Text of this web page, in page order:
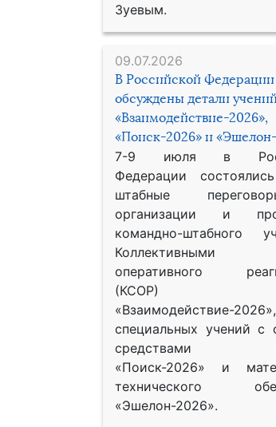
Зуевым.
09.07.2026
В Российской Федерации
обсуждены детали
«Взаимодействие-2026»,
«Поиск-2026» и
7-9 июля в
Федерации
штабные
организации и
командно-штабного
Коллективными
оперативного
(КСОР)
«Взаимодействие-2026»,
специальных учений с
средствами
«Поиск-2026» и
технического
«Эшелон-2026».